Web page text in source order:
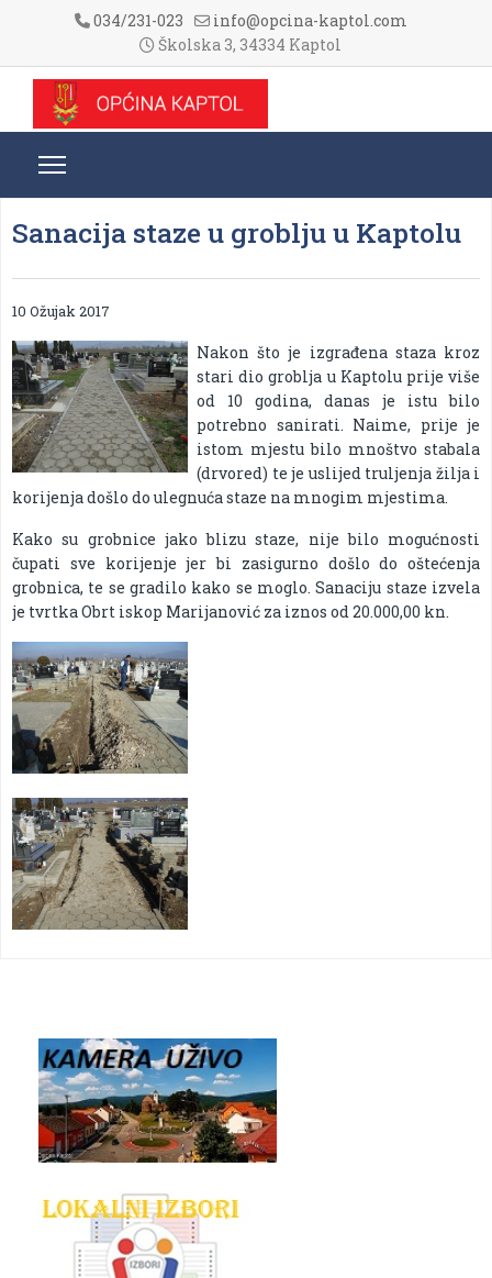
034/231-023
info@opcina-kaptol.com
Školska 3, 34334 Kaptol
Sanacija staze u groblju u Kaptolu
10 Ožujak 2017
Nakon što je izgrađena staza kroz
stari dio groblja u Kaptolu prije više
od 10 godina, danas je istu bilo
potrebno sanirati. Naime, prije je
istom mjestu bilo mnoštvo stabala
(drvored) te je uslijed truljenja žilja i
korijenja došlo do ulegnuća staze na mnogim mjestima.
Kako su grobnice jako blizu staze, nije bilo mogućnosti
čupati sve korijenje jer bi zasigurno došlo do oštećenja
grobnica, te se gradilo kako se moglo. Sanaciju staze izvela
je tvrtka Obrt iskop Marijanović za iznos od 20.000,00 kn.